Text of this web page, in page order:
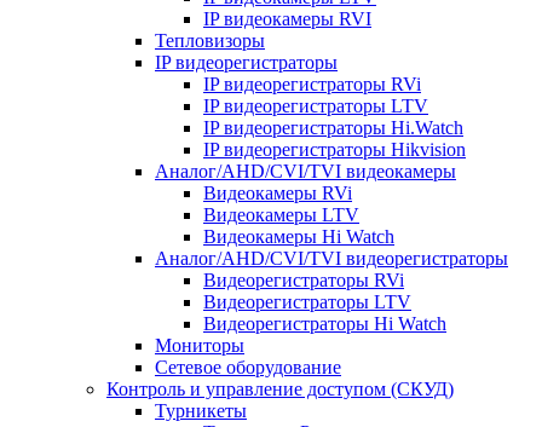
IP видеокамеры RVI
Тепловизоры
IP видеорегистраторы
IP видеорегистраторы RVi
IP видеорегистраторы LTV
IP видеорегистраторы Hi.Watch
IP видеорегистраторы Hikvision
Аналог/AHD/CVI/TVI видеокамеры
Видеокамеры RVi
Видеокамеры LTV
Видеокамеры Hi Watch
Аналог/AHD/CVI/TVI видеорегистраторы
Видеорегистраторы RVi
Видеорегистраторы LTV
Видеорегистраторы Hi Watch
Мониторы
Сетевое оборудование
Контроль и управление доступом (СКУД)
Турникеты